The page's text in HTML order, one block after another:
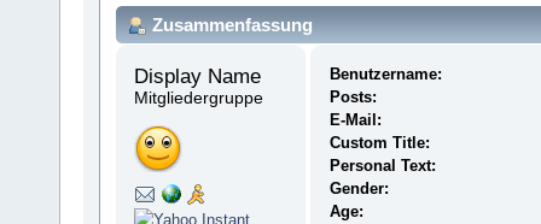
Zusammenfassung
Display Name
Mitgliedergruppe
Benutzername:
Posts:
E-Mail:
Custom Title:
Personal Text:
Gender:
Age: